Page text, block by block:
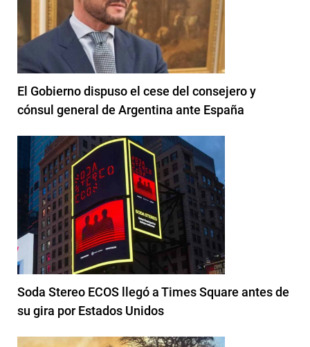
El Gobierno dispuso el cese del consejero y
cónsul general de Argentina ante España
Soda Stereo ECOS llegó a Times Square antes de
su gira por Estados Unidos